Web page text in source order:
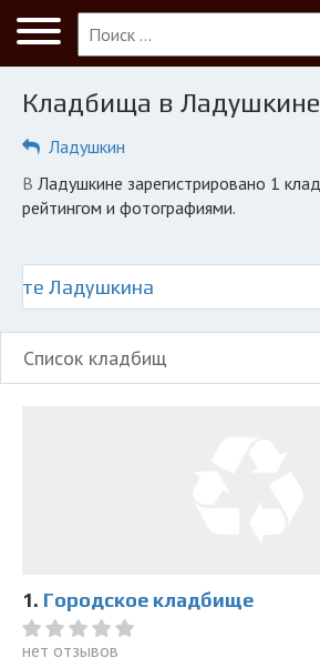
Меню
Главная
Ладушкин
ПОЛЬЗОВАТЕЛЯМ
Кладбища
Личный кабинет
Кладбища в Ладушкине
Ладушкин
в Ладушкине зарегистрировано 1 кладбище с отзывами,
рейтингом и фотографиями.
Ладушкина
Список кладбищ
1. Городское кладбище
нет отзывов